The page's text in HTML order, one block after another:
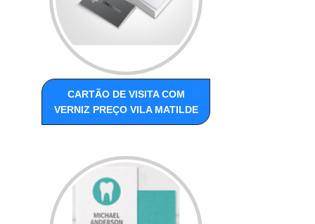
CARTÃO DE VISITA COM
VERNIZ PREÇO VILA MATILDE